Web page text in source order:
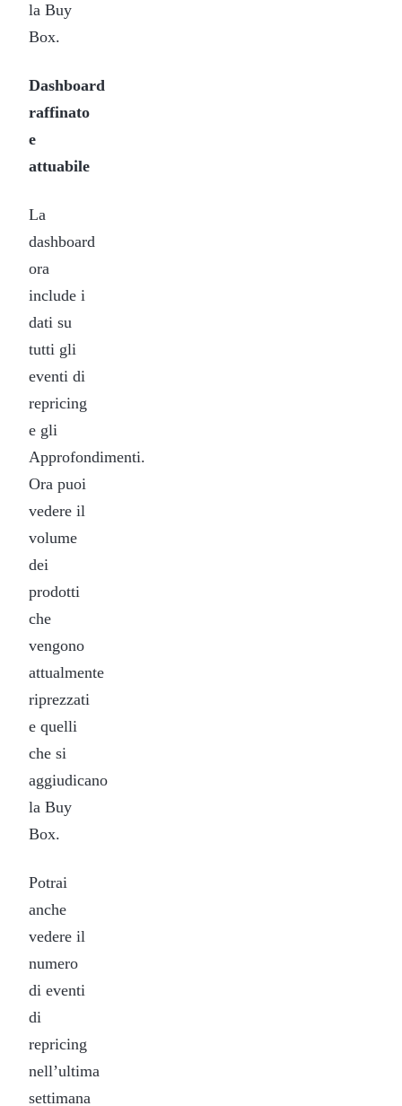
la Buy
Box.
Dashboard
raffinato
e
attuabile
La
dashboard
ora
include i
dati su
tutti gli
eventi di
repricing
e gli
Approfondimenti.
Ora puoi
vedere il
volume
dei
prodotti
che
vengono
attualmente
riprezzati
e quelli
che si
aggiudicano
la Buy
Box.
Potrai
anche
vedere il
numero
di eventi
di
repricing
nell’ultima
settimana